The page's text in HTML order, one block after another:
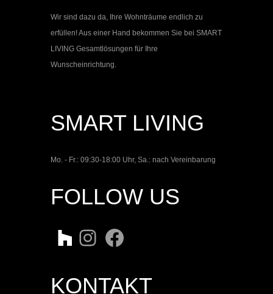
Wir sind dazu da, Ihre Wohnträume endlich zu
erfüllen! Aus einer Hand bekommen Sie beiSMART
LIVING Gesamtlösungen für Ihre
Wunscheinrichtung.
SMART LIVING
Mo. - Fr.: 09:30-18:00 Uhr, Sa.: nach Vereinbarung
FOLLOW US
KONTAKT